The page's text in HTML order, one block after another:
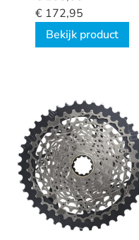
€ 172,95
Bekijk product